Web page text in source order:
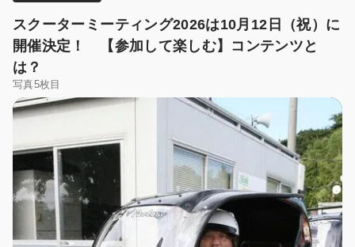
スクーターミーティング2026は10月12日（祝）に
開催決定！ 【参加して楽しむ】コンテンツと
は？
写真5枚目